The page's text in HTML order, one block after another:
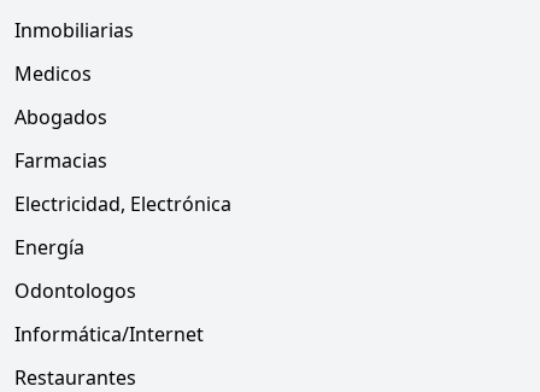
Inmobiliarias
Medicos
Abogados
Farmacias
Electricidad, Electrónica
Energía
Odontologos
Informática/Internet
Restaurantes